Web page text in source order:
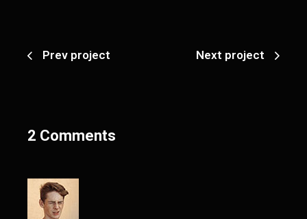
Prev project Next project
2 Comments